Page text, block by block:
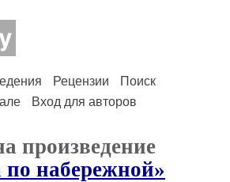
Рецензии
Поиск
Вход для авторов
произведение
по набережной»